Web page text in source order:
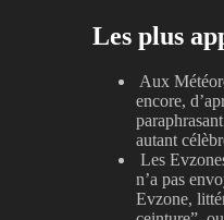
Les plus
Aux
encore,
autant
Les
n’a pas
Evzone,